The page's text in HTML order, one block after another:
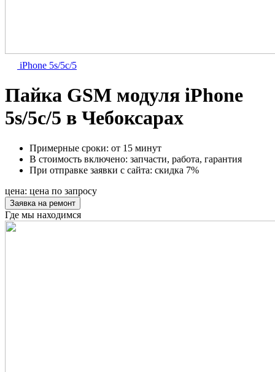
iPhone 5s/5c/5
Пайка GSM модуля iPhone
5s/5c/5 в Чебоксарах
Примерные сроки: от 15 минут
В стоимость включено: запчасти, работа, гарантия
При отправке заявки с сайта: скидка 7%
цена: цена по запросу
Заявка на ремонт
Где мы находимся